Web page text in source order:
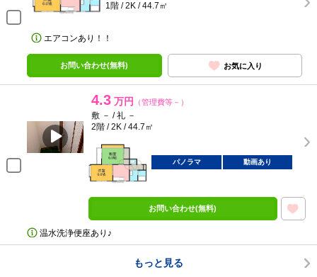
1階 / 2K / 44.7㎡
エアコンあり！！
お問い合わせ(無料) お気に入り
4.3 万円 （管理費等－）
敷 － / 礼 －
2階 / 2K / 44.7㎡
パノラマ 動画あり
お問い合わせ(無料)
温水洗浄便座あり♪
もっと見る